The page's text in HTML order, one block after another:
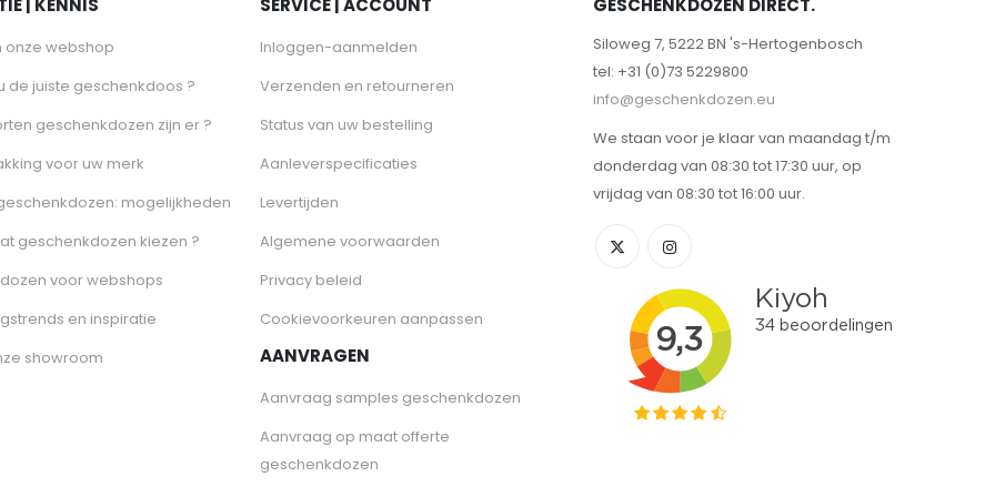
| KENNIS
onze webshop
de juiste geschenkdoos ?
geschenkdozen zijn er ?
voor uw merk
mogelijkheden
geschenkdozen kiezen ?
voor webshops
en inspiratie
showroom
SERVICE | ACCOUNT
Inloggen-aanmelden
Verzenden en retourneren
Status van uw bestelling
Aanleverspecificaties
Levertijden
Algemene voorwaarden
Privacy beleid
Cookievoorkeuren aanpassen
AANVRAGEN
Aanvraag samples geschenkdozen
Aanvraag op maat offerte
geschenkdozen
GESCHENKDOZEN DIRECT.
Siloweg 7, 5222 BN 's-Hertogenbosch
tel: +31 (0)73 5229800
info@geschenkdozen.eu
We staan voor je klaar van maandag t/m
donderdag van 08:30 tot 17:30 uur, op
vrijdag van 08:30 tot 16:00 uur.